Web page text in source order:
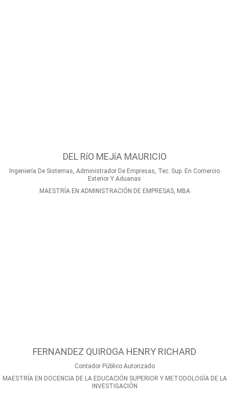
DEL RíO MEJíA MAURICIO
Ingeniería De Sistemas, Administrador De Empresas, Tec. Sup. En Comercio
Exterior Y Aduanas
MAESTRÍA EN ADMINISTRACIÓN DE EMPRESAS, MBA
FERNANDEZ QUIROGA HENRY RICHARD
Contador Público Autorizado
MAESTRÍA EN DOCENCIA DE LA EDUCACIÓN SUPERIOR Y METODOLOGÍA DE LA
INVESTIGACIÓN